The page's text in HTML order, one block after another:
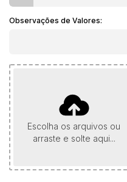
Observações de Valores:
Escolha os arquivos ou
arraste e solte aqui...